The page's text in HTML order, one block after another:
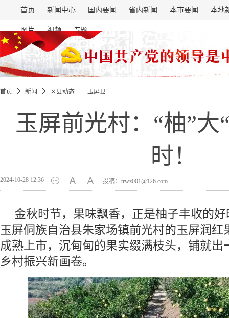
首页 新闻中心 国内要闻 省内新闻 本市要闻 本地
图片 视频 专题
首页 新闻 区县动态 玉屏县
玉屏前光村：“柚”大
时！
2024-10-28 12:36 投稿：trwz001@126.com
金秋时节，果味飘香，正是柚子丰收的
玉屏侗族自治县朱家场镇前光村的玉屏润红
成熟上市，沉甸甸的果实缀满枝头，铺就出
乡村振兴新画卷。